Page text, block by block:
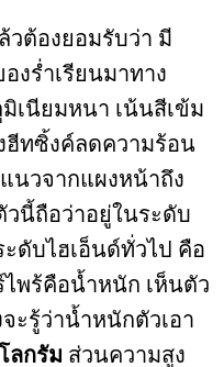
ต้องยอมรับว่า มี
งร่ำเรียนมาทาง
เนียมหนา เน้นสีเข้ม
ฮีทซิ้งค์ลดความร้อน
นวจากแผงหน้าถึง
นี้ถือว่าอยู่ในระดับ
ดับไฮเอ็นด์ทั่วไป คือ
พร้คือน้ำหนัก เห็นตัว
ะรู้ว่าน้ำหนักตัวเอา
ลกรัม ส่วนความสูง